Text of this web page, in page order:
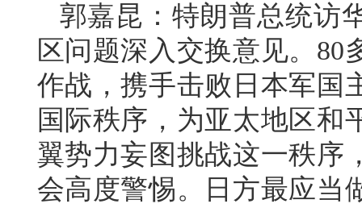
郭嘉昆：特朗普总统访
区问题深入交换意见。
作战，携手击败日本军国
国际秩序，为亚太地区和
翼势力妄图挑战这一秩序
会高度警惕。日方最应当